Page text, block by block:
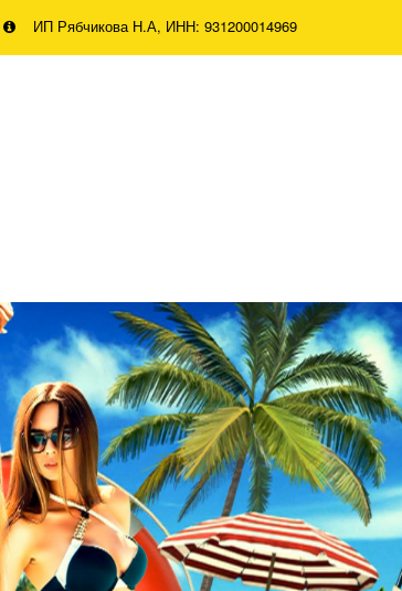
ИП Рябчикова Н.А, ИНН: 931200014969